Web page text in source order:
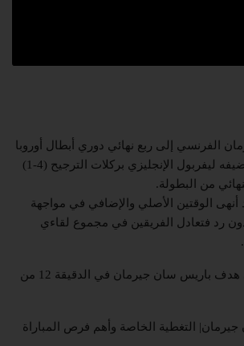
الفرنسي إلى ربع نهائي دوري أبطال أوروبا
عقب تغلبه على مستضيفه ليفربول الإنجليزي بركلات الترجيح (4-1)
من البطولة.
الوقتين الأصلي والإضافي في مواجهة
رد فتعادل الفريقين في مجموع لقاءي
وأحرز عثمان ديمبيلي هدف باريس سان جيرمان في الدقيقة 12 من
التغطية الخاصة وأهم فرص المباراة